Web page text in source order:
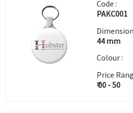
Code :
PAKC001
44 mm
Colour :
Price
₹ 00 - 50